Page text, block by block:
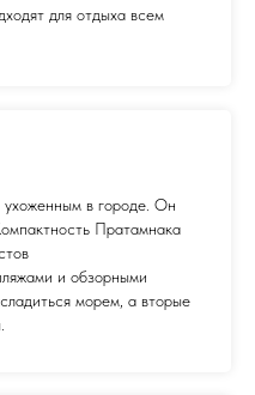
для отдыха всем
в городе. Он
Пратамнака
и обзорными
морем, а вторые